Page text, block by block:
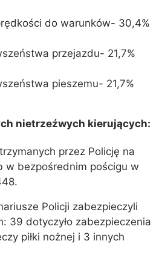
do warunków- 30,4%
przejazdu- 21,7%
pieszemu- 21,7%
nietrzeźwych kierujących:
przez Policję na
w bezpośrednim pościgu w
Policji zabezpieczyli
39 dotyczyło zabezpieczenia
piłki nożnej i 3 innych